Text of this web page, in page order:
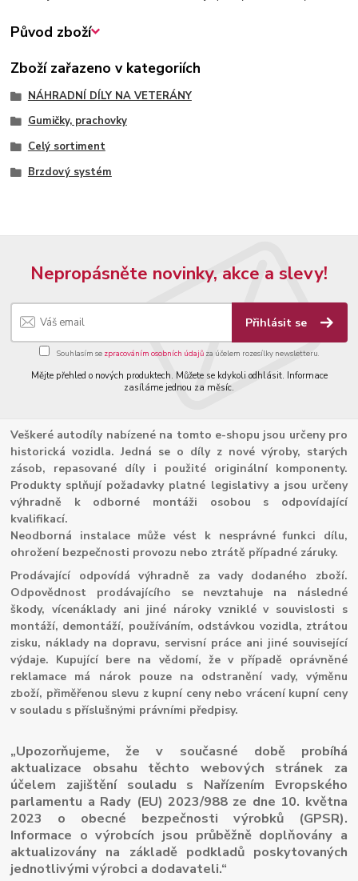
Původ zboží
Zboží zařazeno v kategoriích
NÁHRADNÍ DÍLY NA VETERÁNY
Gumičky, prachovky
Celý sortiment
Brzdový systém
Nepropásněte novinky, akce a slevy!
Přihlásit se
Souhlasím se zpracováním osobních údajůza účelem rozesílky newsletteru.
Mějte přehled o nových produktech. Můžete se kdykoli odhlásit. Informace
zasíláme jednou za měsíc.
Veškeré autodíly nabízené na tomto e-shopu jsou určeny pro
historická vozidla. Jedná se o díly z nové výroby, starých
zásob, repasované díly i použité originální komponenty.
Produkty splňují požadavky platné legislativy a jsou určeny
výhradně k odborné montáži osobou s odpovídající
kvalifikací.
Neodborná instalace může vést k nesprávné funkci dílu,
ohrožení bezpečnosti provozu nebo ztrátě případné záruky.
Prodávající odpovídá výhradně za vady dodaného zboží.
Odpovědnost prodávajícího se nevztahuje na následné
škody, vícenáklady ani jiné nároky vzniklé v souvislosti s
montáží, demontáží, používáním, odstávkou vozidla, ztrátou
zisku, náklady na dopravu, servisní práce ani jiné související
výdaje. Kupující bere na vědomí, že v případě oprávněné
reklamace má nárok pouze na odstranění vady, výměnu
zboží, přiměřenou slevu z kupní ceny nebo vrácení kupní ceny
v souladu s příslušnými právními předpisy.
„Upozorňujeme, že v současné době probíhá
aktualizace obsahu těchto webových stránek za
účelem zajištění souladu s Nařízením Evropského
parlamentu a Rady (EU) 2023/988 ze dne 10. května
2023 o obecné bezpečnosti výrobků (GPSR).
Informace o výrobcích jsou průběžně doplňovány a
aktualizovány na základě podkladů poskytovaných
jednotlivými výrobci a dodavateli.“